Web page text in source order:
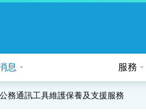
息 服務
務通訊工具維護保養及支援服務